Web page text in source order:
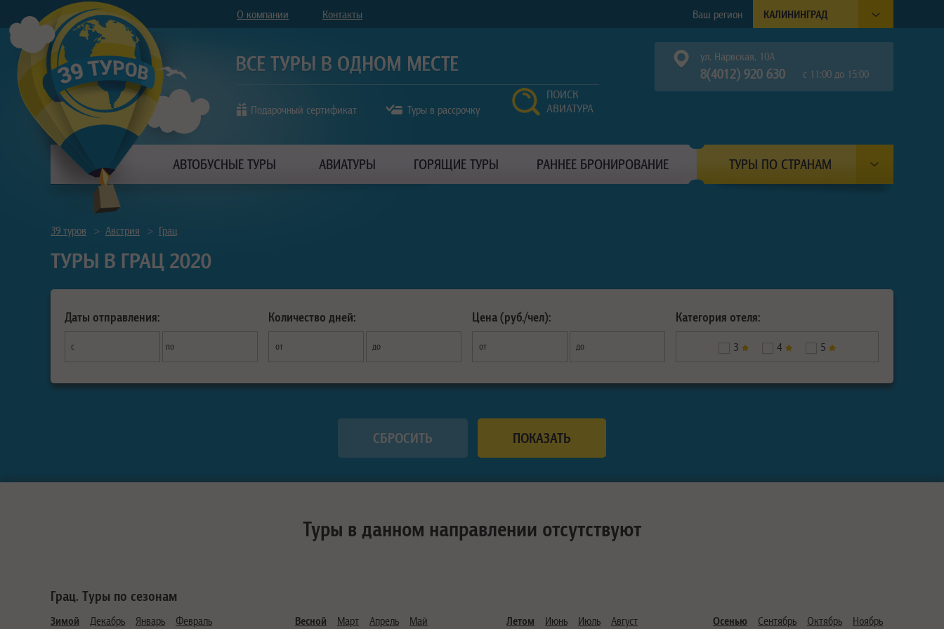
О компании Контакты КАЛИНИНГРАД
Ваш регион
ТУРЫ ПО СТРАНАМ
Подарочный сертификат Туры в рассрочку
ПОИСК
АВИАТУРА
ул. Нарвская, 10А
с 11:00 до 15:00
8(4012) 920 630
АВТОБУСНЫЕ ТУРЫ АВИАТУРЫ ГОРЯЩИЕ ТУРЫ РАННЕЕ БРОНИРОВАНИЕ
39 туров > Австрия > Грац
ТУРЫ В ГРАЦ 2020
Даты отправления:
с по
Количество дней:
от до
Цена (руб./чел):
от до
Категория отеля:
3 4 5
Туры в данном направлении отсутствуют
Грац. Туры по сезонам
Зимой Декабрь Январь Февраль Весной Март Апрель Май Летом Июнь Июль Август Осенью Сентябрь Октябрь Ноябрь